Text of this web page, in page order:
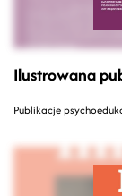
Ilustrowana
Publikacje